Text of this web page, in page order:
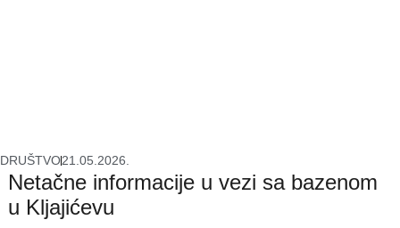
DRUŠTVO21.05.2026.
Netačne informacije u vezi sa bazenom
u Kljajićevu